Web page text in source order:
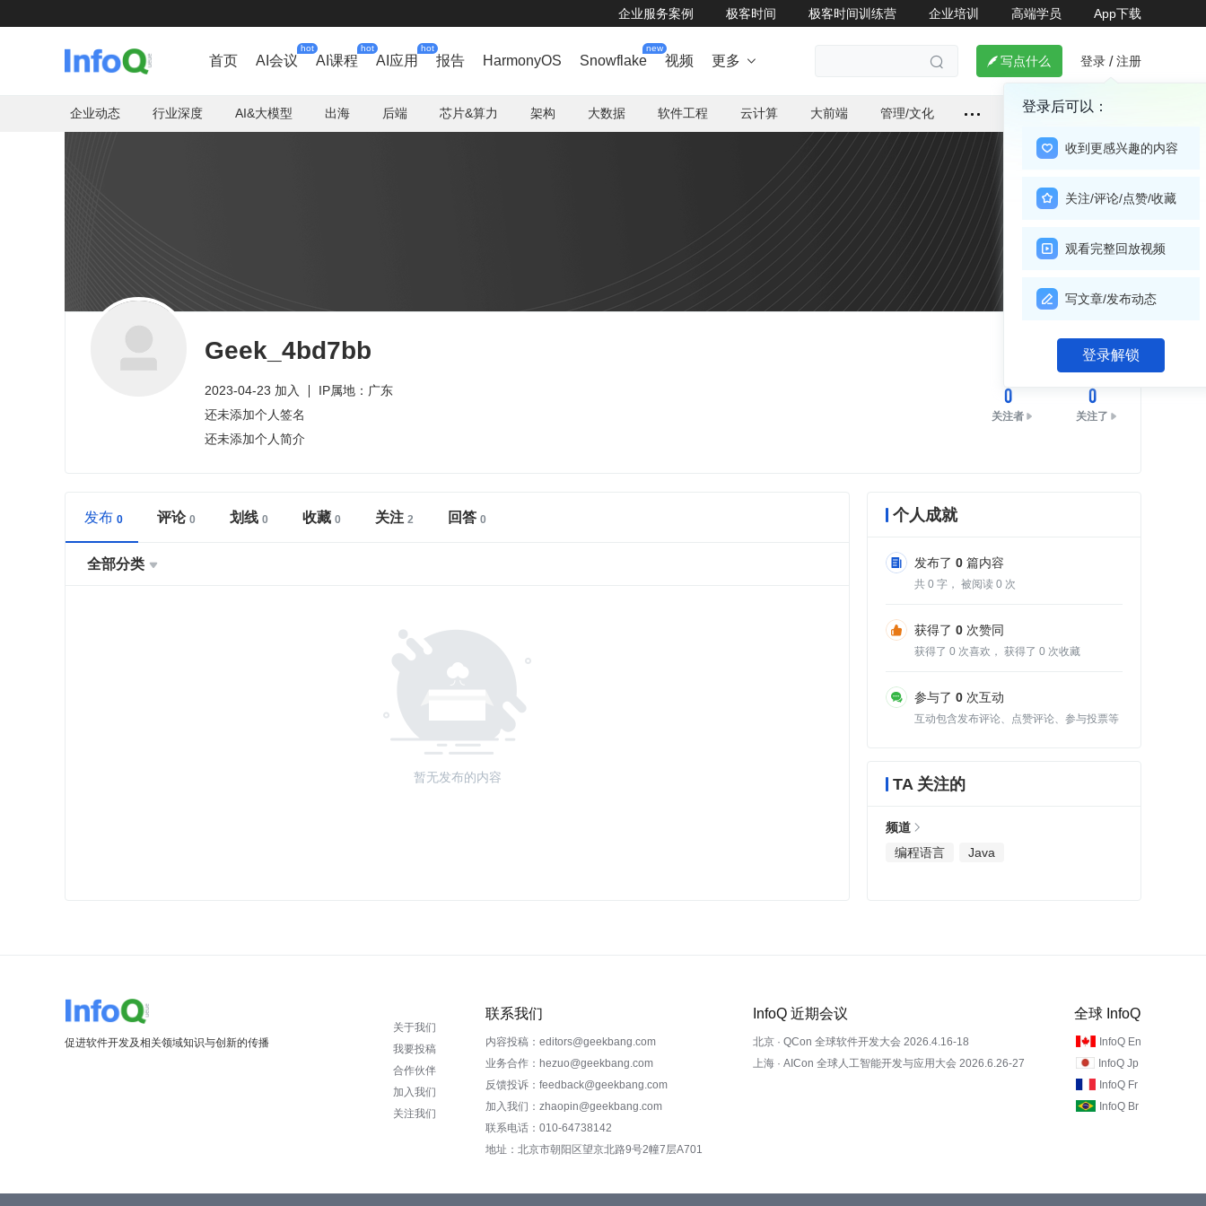
企业服务案例 极客时间 极客时间训练营 企业培训 高端学员 App下载
首页 AI会议
hot
AI课程
hot
AI应用
hot
报告 HarmonyOS Snowflake
new
视频 更多    写点什么 登录 / 注册
登录后可以：
收到更感兴趣的内容
关注/评论/点赞/收藏
观看完整回放视频
写文章/发布动态
登录解锁
企业动态 行业深度 AI&大模型 出海 后端 芯片&算力 架构 大数据 软件工程 云计算 大前端 管理/文化
Geek_4bd7bb
2023-04-23 加入
IP属地：广东
还未添加个人签名
还未添加个人简介
关注
0
关注者
0
关注了
发布 评论 划线 收藏 关注 回答
全部分类 
暂无发布的内容
个人成就
发布了 0 篇内容
共 0 字， 被阅读 0 次
获得了 0 次赞同
获得了 0 次喜欢， 获得了 0 次收藏
参与了 0 次互动
互动包含发布评论、点赞评论、参与投票等
TA 关注的
频道
编程语言
Java
促进软件开发及相关领域知识与创新的传播
关于我们
我要投稿
合作伙伴
加入我们
关注我们
联系我们
内容投稿：editors@geekbang.com
业务合作：hezuo@geekbang.com
反馈投诉：feedback@geekbang.com
加入我们：zhaopin@geekbang.com
联系电话：010-64738142
地址：北京市朝阳区望京北路9号2幢7层A701
InfoQ 近期会议
北京 · QCon 全球软件开发大会 2026.4.16-18
上海 · AICon 全球人工智能开发与应用大会 2026.6.26-27
全球 InfoQ
InfoQ En
InfoQ Jp
InfoQ Fr
InfoQ Br